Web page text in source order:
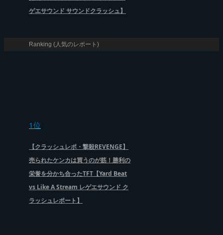
ゲエサウンド サウンドクラッシュ】
Ranking (人気のレポート)
1位
【クラッシュレポ・撃殺REVENGE】
売られたケンカは買うのが筋！勝利の
栄誉を分かち合ったTFT【Yard Beat
vs Like A Stream レゲエサウンド ク
ラッシュレポート】